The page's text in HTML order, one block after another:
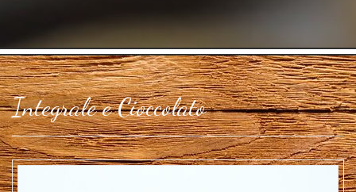
Integrale e Cioccolato